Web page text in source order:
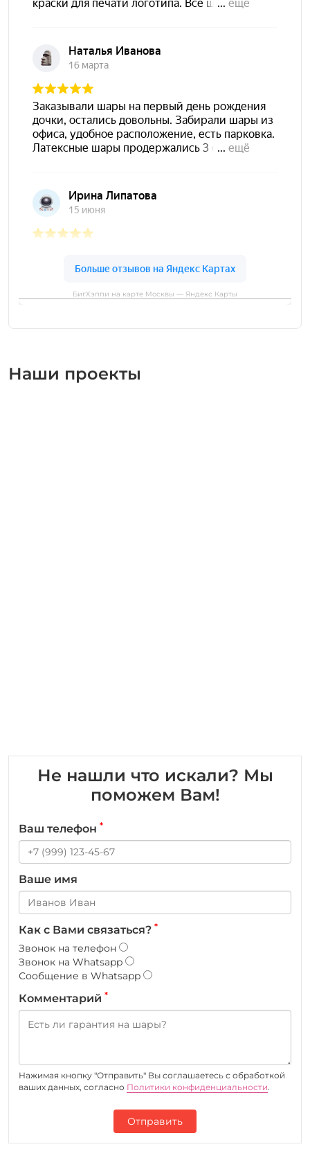
БигХэппи на карте Москвы — Яндекс Карты
Наши проекты
Не нашли что искали? Мы
поможем Вам!
Ваш телефон *
Ваше имя
Как с Вами связаться? *
Звонок на телефон
Звонок на Whatsapp
Сообщение в Whatsapp
Комментарий *
Нажимая кнопку "Отправить" Вы соглашаетесь c обработкой
ваших данных, согласно Политики конфиденциальности.
Отправить